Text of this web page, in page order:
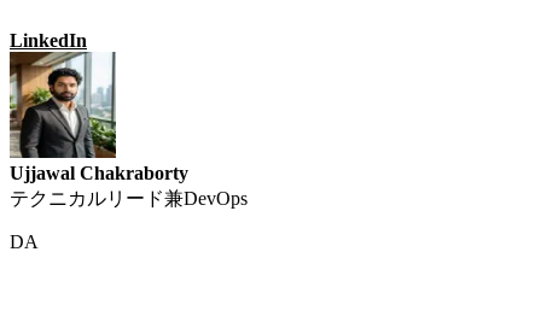
LinkedIn
Ujjawal Chakraborty
テクニカルリード兼DevOps
DA